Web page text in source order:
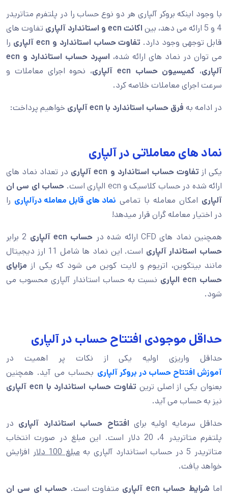
با وجود اینکه بروکر آلپاری هر دو نوع حساب را در پلتفرم متاتریدر
4 و 5 ارائه می دهد، بین
اکانت ecn و استاندارد آلپاری
تفاوت‌ های
قابل توجهی وجود دارد. تفاوت حساب استاندارد و ecn آلپاری
را
می توان در نماد های ارائه شده،
اسپرد حساب استاندارد و ecn
آلپاری، کمیسیون حساب ecn آلپاری
، نحوه اجرای معاملات و
سرعت اجرای معاملات خلاصه کرد.
در ادامه به فرق حساب استاندارد با ecn آلپاری خواهیم پرداخت:
نماد های معاملاتی در آلپاری
یکی از تفاوت حساب استاندارد و ecn آلپاری
در تعداد نماد های
ارائه شده در حساب کلاسیک و ecn الپاری است.
حساب ای سی ان
آلپاری امکان معامله با تمامی نماد های قابل معامله درآلپاری را
در اختیار معامله گران قرار میدهد!
همچنین نماد های CFD ارائه شده در
حساب ecn آلپاری
حساب استاندار آلپاری
است. این نماد ها شامل 11 ارز دیجیتال
مانند بیتکوین، اتریوم و لایت کوین می شود که یکی از مزایای
حساب ecn الپاری
نسبت به حساب استاندار آلپاری محسوب می
شود.
حداقل موجودی افتتاح حساب در آلپاری
حداقل واریزی اولیه یکی از نکات پر اهمیت در
آموزش افتتاح حساب در بروکر آلپاری بحساب می آید. همچنین
بعنوان یکی از اصلی ترین تفاوت حساب استاندارد با ecn آلپاری
نیز به حساب می آید.
حداقل سرمایه اولیه برای افتتاح حساب استاندارد آلپاری در
پلتفرم متاتریدر 4، 20 دلار است. این مبلغ در صورت انتخاب
متاتریدر 5 در حساب استاندارد آلپاری به
مبلغ 100 دلار
افزایش
خواهد یافت.
اما شرایط حساب ecn آلپاری متفاوت است. حساب ای سی ان